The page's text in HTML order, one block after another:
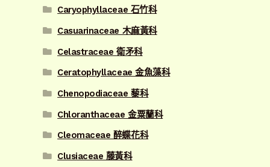
Caryophyllaceae 石竹科
Casuarinaceae 木麻黃科
Celastraceae 衛矛科
Ceratophyllaceae 金魚藻科
Chenopodiaceae 藜科
Chloranthaceae 金粟蘭科
Cleomaceae 醉蝶花科
Clusiaceae 藤黃科